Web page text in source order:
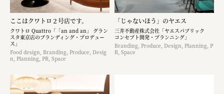
ここはクワトロ２号店です。
クワトロ Quattro「「an and an」 グラン
スタ東京店のブランディング・プロデュー
ス」
Food design, Branding, Produce, Desig
n, Planning, PR, Space
「じゃないほう」のヤエス
三井不動産株式会社「ヤエスパブリック
コンセプト開発・プランニング」
Branding, Produce, Design, Planning, P
R, Space